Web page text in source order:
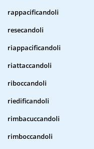
rappacificandoli
resecandoli
riappacificandoli
riattaccandoli
riboccandoli
riedificandoli
rimbacuccandoli
rimboccandoli